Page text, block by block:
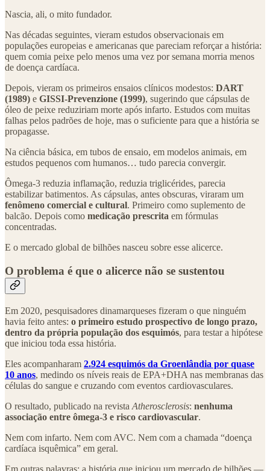
Nascia, ali, o mito fundador.
Nas décadas seguintes, vieram estudos observacionais em
populações europeias e americanas que pareciam reforçar a história:
quem comia peixe pelo menos uma vez por semana morria menos
de doença cardíaca.
Depois, vieram os primeiros ensaios clínicos modestos: DART
(1989) e GISSI-Prevenzione (1999), sugerindo que cápsulas de
óleo de peixe reduziriam morte após infarto. Estudos com muitas
falhas pelos padrões de hoje, mas o suficiente para que a história se
propagasse.
Na ciência básica, em tubos de ensaio, em modelos animais, em
estudos pequenos com humanos… tudo parecia convergir.
Ômega-3 reduzia inflamação, reduzia triglicérides, parecia
estabilizar batimentos. As cápsulas, antes obscuras, viraram um
fenômeno comercial e cultural. Primeiro como suplemento de
balcão. Depois como medicação prescrita em fórmulas
concentradas.
E o mercado global de bilhões nasceu sobre esse alicerce.
O problema é que o alicerce não se sustentou
Em 2020, pesquisadores dinamarqueses fizeram o que ninguém
havia feito antes: o primeiro estudo prospectivo de longo prazo,
dentro da própria população dos esquimós, para testar a hipótese
que iniciou toda essa história.
Eles acompanharam 2.924 esquimós da Groenlândia por quase
10 anos, medindo os níveis reais de EPA+DHA nas membranas das
células do sangue e cruzando com eventos cardiovasculares.
O resultado, publicado na revista Atherosclerosis: nenhuma
associação entre ômega-3 e risco cardiovascular.
Nem com infarto. Nem com AVC. Nem com a chamada “doença
cardíaca isquêmica” em geral.
Em outras palavras: a história que iniciou um mercado de bilhões —